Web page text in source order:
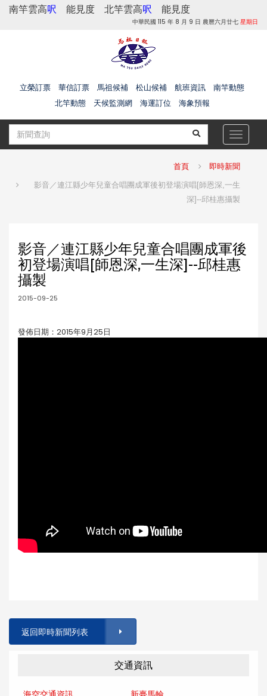
南竿雲高呎 能見度 北竿雲高呎 能見度
中華民國 115 年 8 月 9 日 農曆六月廿七 星期日
立榮訂票 華信訂票 馬祖候補 松山候補 航班資訊
南竿動態
北竿動態
天候監測網 海運訂位 海象預報
Toggle
首頁 即時新聞
影音／連江縣少年兒童合唱團成軍後初登場演唱[師恩深,一生
深]--邱桂惠攝製
影音／連江縣少年兒童合唱團成軍後
初登場演唱[師恩深,一生深]--邱桂惠
攝製
2015-09-25
發佈日期：2015年9月25日
返回即時新聞列表
交通資訊